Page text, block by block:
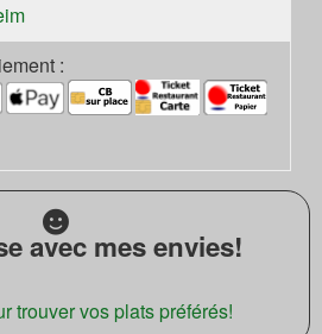
:
avec mes envies!
trouver vos plats préférés!